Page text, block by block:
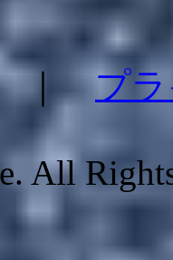
プ
All